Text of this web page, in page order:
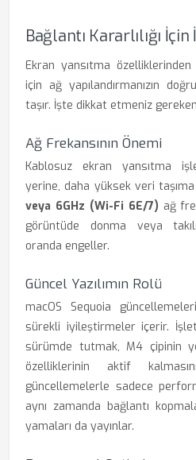
Bağlantı Kararlılığı İçin
Ekran yansıtma
için ağ yapılandırmanızın
taşır. İşte dikkat etmeniz
Ağ Frekansının Önemi
Kablosuz ekran yansıtma
yerine, daha yüksek veri
veya 6GHz (Wi-Fi 6E/7) ağ
görüntüde donma veya
oranda engeller.
Güncel Yazılımın Rolü
macOS Sequoia
sürekli iyileştirmeler içerir.
sürümde tutmak, M4 çipinin
özelliklerinin aktif
güncellemelerle sadece
aynı zamanda bağlantı
yamaları da yayınlar.